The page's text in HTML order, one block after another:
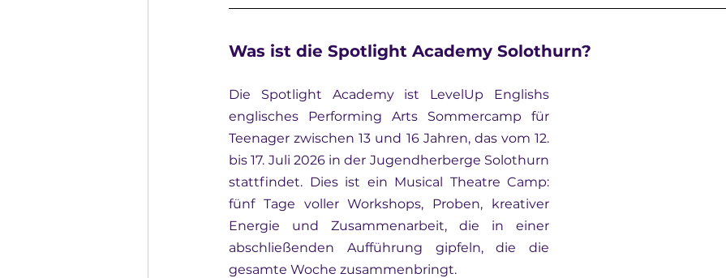
Was ist die Spotlight Academy Solothurn?
Die Spotlight Academy ist LevelUp Englishs
englisches Performing Arts Sommercamp für
Teenager zwischen 13 und 16 Jahren, das vom 12.
bis 17. Juli 2026 in der Jugendherberge Solothurn
stattfindet. Dies ist ein Musical Theatre Camp:
fünf Tage voller Workshops, Proben, kreativer
Energie und Zusammenarbeit, die in einer
abschließenden Aufführung gipfeln, die die
gesamte Woche zusammenbringt.